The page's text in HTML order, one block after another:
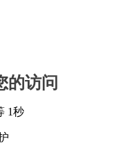
的访问
1秒